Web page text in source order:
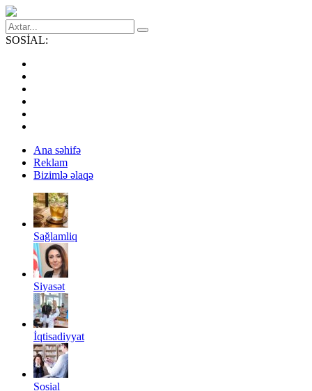
SOSİAL:
Ana səhifə
Reklam
Bizimlə əlaqə
Sağlamliq
Siyasət
İqtisadiyyat
Sosial